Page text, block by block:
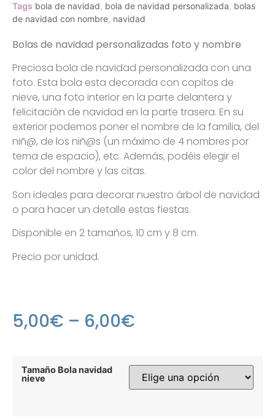
Tags bola de navidad, bola de navidad personalizada, bolas
de navidad con nombre, navidad
Bolas de navidad personalizadas foto y nombre
Preciosa bola de navidad personalizada con una
foto. Esta bola esta decorada con copitos de
nieve, una foto interior en la parte delantera y
felicitación de navidad en la parte trasera. En su
exterior podemos poner el nombre de la familia, del
niñ@, de los niñ@s (un máximo de 4 nombres por
tema de espacio), etc. Además, podéis elegir el
color del nombre y las citas.
Son ideales para decorar nuestro árbol de navidad
o para hacer un detalle estas fiestas.
Disponible en 2 tamaños, 10 cm y 8 cm.
Precio por unidad.
5,00€ – 6,00€
Tamaño Bola navidad
nieve